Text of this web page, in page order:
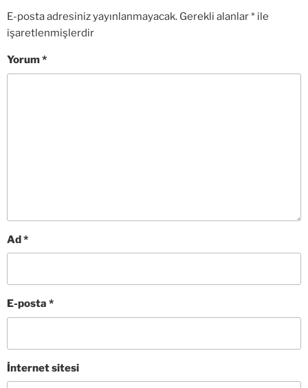
E-posta adresiniz yayınlanmayacak. Gerekli alanlar* ile
işaretlenmişlerdir
Yorum*
Ad*
E-posta *
İnternet sitesi